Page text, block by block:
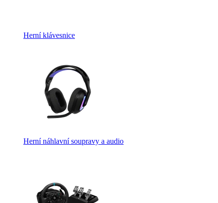
Herní klávesnice
Herní náhlavní soupravy a audio